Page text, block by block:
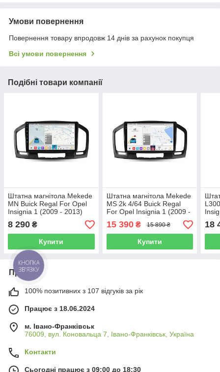
Умови повернення
Повернення товару впродовж 14 днів за рахунок покупця
Всі умови повернення
Подібні товари компанії
Штатна магнітола Mekede
MN Buick Regal For Opel
Insignia 1 (2009 - 2013)
IPS
8 290 ₴
Купити
Штатна магнітола Mekede
MS 2k 4/64 Buick Regal
For Opel Insignia 1 (2009 -
2013) CarPlay QleD
15 390₴ 15 890 ₴
Купити
18
Про нас
100% позитивних з 107 відгуків за рік
Працює з 18.06.2024
м. Івано-Франківськ
76009, вул. Коновальца 7, Івано-Франківськ, Україна
Контакти
Сьогодні працює з 09:00 до 18:30
КНОПКА
ЗВ'ЯЗКУ